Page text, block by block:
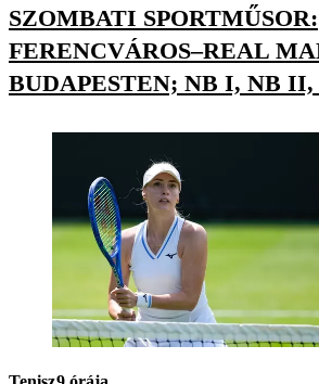
SZOMBATI SPORTMŰSOR:
FERENCVÁROS–REAL
BUDAPESTEN; NB I, NB